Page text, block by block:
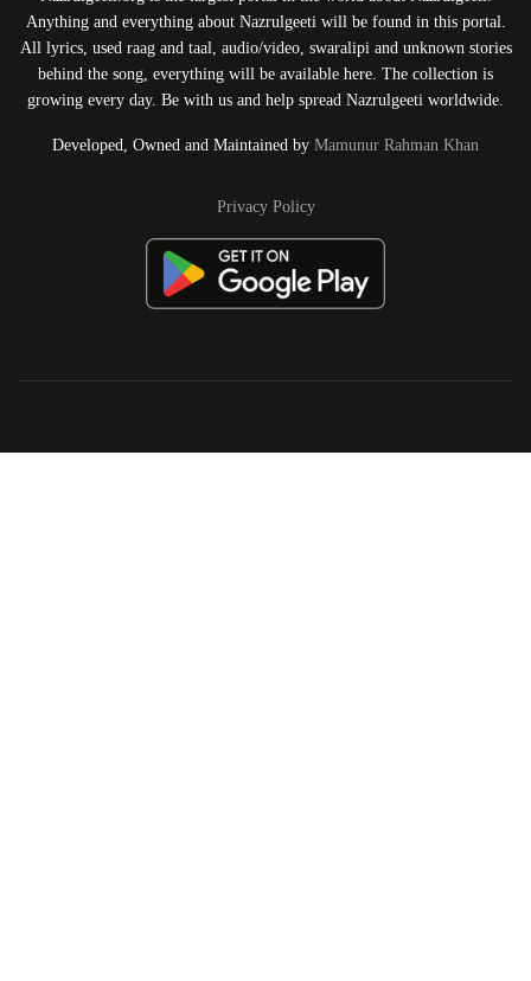
Anything and everything about Nazrulgeeti will be found in this portal.
All lyrics, used raag and taal, audio/video, swaralipi and unknown stories
behind the song, everything will be available here. The collection is
growing every day. Be with us and help spread Nazrulgeeti worldwide.
Developed, Owned and Maintained by Mamunur Rahman Khan
Privacy Policy